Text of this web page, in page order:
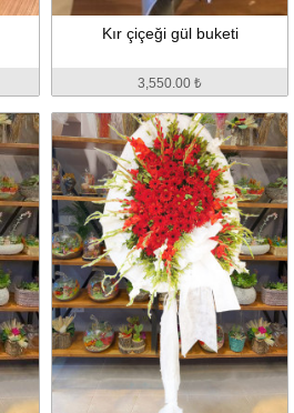
Kır çiçeği gül buketi
3,550.00 ₺